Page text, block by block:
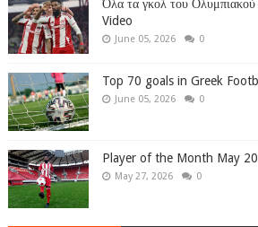
Όλα τα γκολ του
Video
June 05, 2026 0
Top 70 goals in Greek
June 05, 2026 0
Player of the Month May
May 27, 2026 0